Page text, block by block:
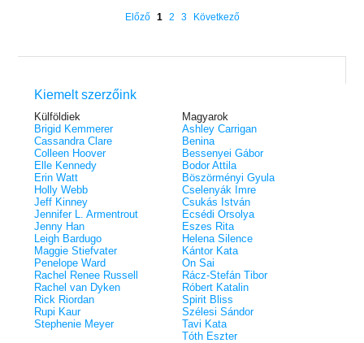
Rebel (A Renegátok 3.)
udvara 5.)
Különleges éldekorált kiadás! -
Javított kiadás
Előző 1 2 3 Következő
Kiemelt szerzőink
Külföldiek
Brigid Kemmerer
Cassandra Clare
Colleen Hoover
Elle Kennedy
Erin Watt
Holly Webb
Jeff Kinney
Jennifer L. Armentrout
Jenny Han
Leigh Bardugo
Maggie Stiefvater
Penelope Ward
Rachel Renee Russell
Rachel van Dyken
Rick Riordan
Rupi Kaur
Stephenie Meyer
Magyarok
Ashley Carrigan
Benina
Bessenyei Gábor
Bodor Attila
Böszörményi Gyula
Cselenyák Imre
Csukás István
Ecsédi Orsolya
Eszes Rita
Helena Silence
Kántor Kata
On Sai
Rácz-Stefán Tibor
Róbert Katalin
Spirit Bliss
Szélesi Sándor
Tavi Kata
Tóth Eszter